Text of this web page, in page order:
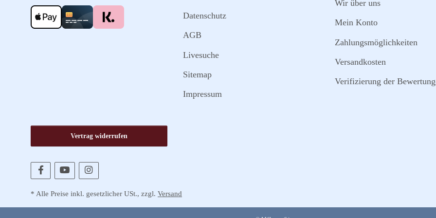
Datenschutz
AGB
Livesuche
Sitemap
Impressum
Wir über uns
Mein Konto
Zahlungsmöglichkeiten
Versandkosten
Verifizierung der
Vertrag widerrufen
* Alle Preise inkl. gesetzlicher USt., zzgl. Versand